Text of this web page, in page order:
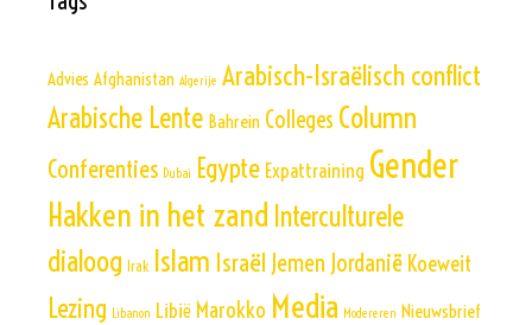
Advies Afghanistan Algerije Arabisch-Israëlisch conflict
Arabische Lente Bahrein Colleges Column
Conferenties Dubai Egypte Expattraining Gender
Hakken in het zand Interculturele
dialoog Irak Islam Israël Jemen Jordanië Koeweit
Lezing Libanon Libië Marokko Media Modereren Nieuwsbrief